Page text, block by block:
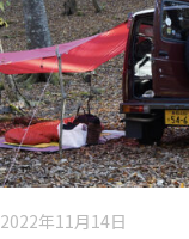
2022年11月14日